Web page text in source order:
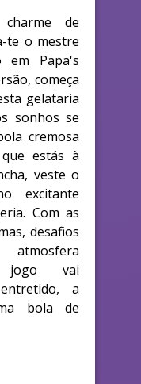
de
te o mestre
em Papa's
começa
gelataria
sonhos se
cremosa
estás à
veste o
excitante
Com as
desafios
jogo vai
a
bola de